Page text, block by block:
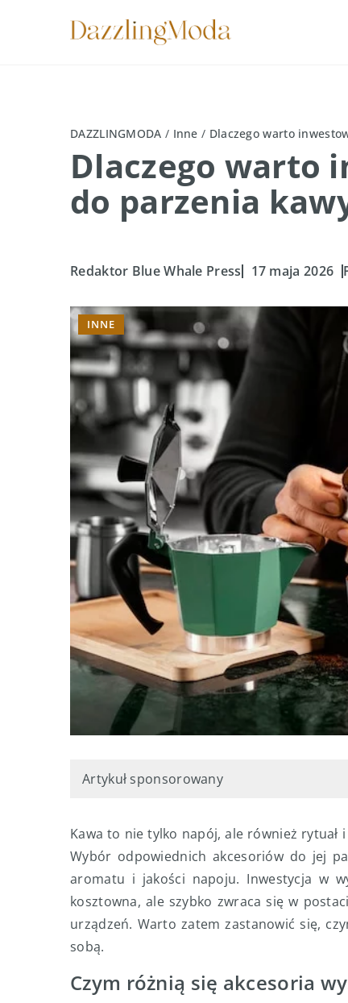
DAZZLINGMODA / Inne / Dlaczego warto
Dlaczego warto
do parzenia
Redaktor Blue Whale Press 17 maja 2026
INNE
Artykuł sponsorowany
Kawa to nie tylko napój, ale również
Wybór odpowiednich akcesoriów do jej
aromatu i jakości napoju. Inwestycja w
kosztowna, ale szybko zwraca się w
urządzeń. Warto zatem zastanowić się,
sobą.
Czym różnią się akcesoria